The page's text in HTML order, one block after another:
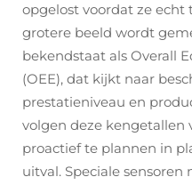
opgelost voordat ze
grotere beeld wordt
bekendstaat als Overall
(OEE), dat kijkt naar
prestatieniveau en
volgen deze
proactief te plannen in
uitval. Speciale sensoren